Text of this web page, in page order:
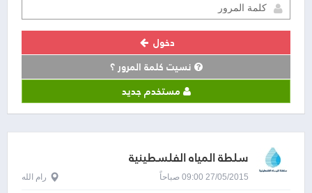
دخول
نسيت كلمة المرور ؟
مستخدم جديد
سلطة المياه الفلسطينية
27/05/2015 09:00 صباحاً رام الله